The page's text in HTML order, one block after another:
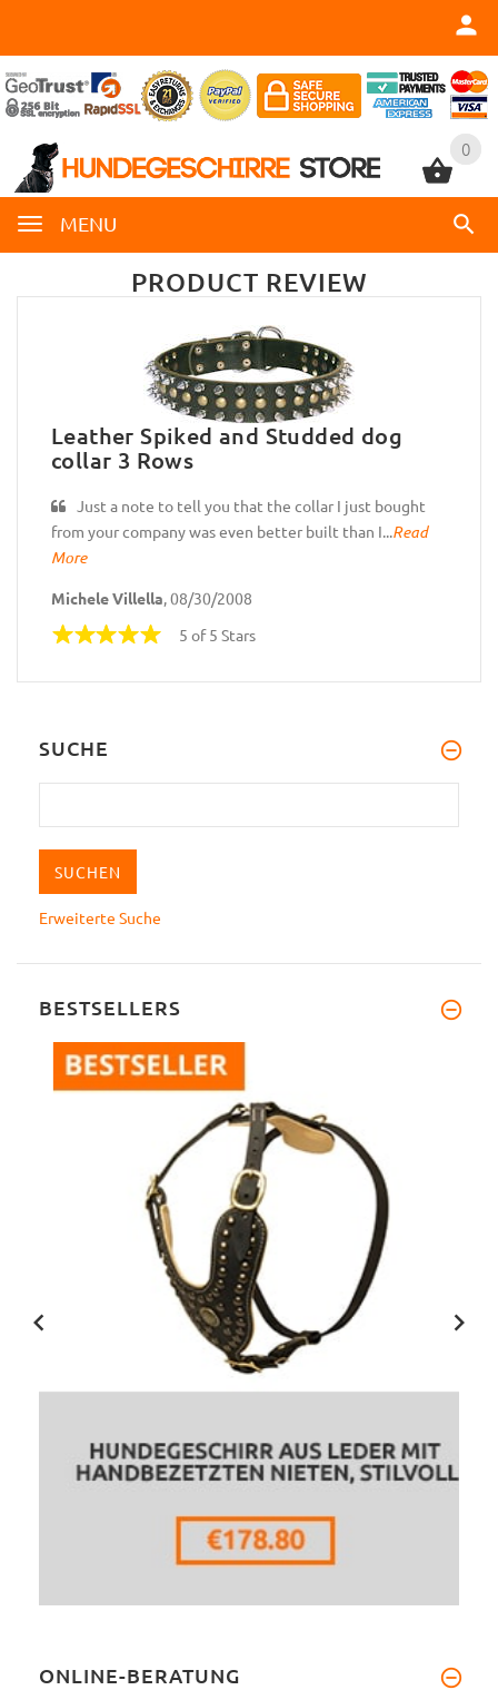
0
MENU
0
PRODUCT REVIEW
Leather Spiked and Studded dog
collar 3 Rows
Just a note to tell you that the collar I just bought
from your company was even better built than I...Read
More
Michele Villella, 08/30/2008
5 of 5 Stars
SUCHE
Erweiterte Suche
BESTSELLERS
ONLINE-BERATUNG